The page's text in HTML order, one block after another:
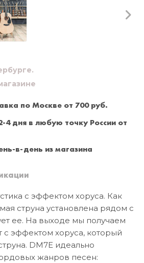
по Москве от 700 руб.
4 дня в любую точку России от
в-день из магазина
с эффектом хоруса. Как
струна установлена рядом с
ее. На выходе мы получаем
эффектом хоруса, который
DM7E идеально
жанров песен: